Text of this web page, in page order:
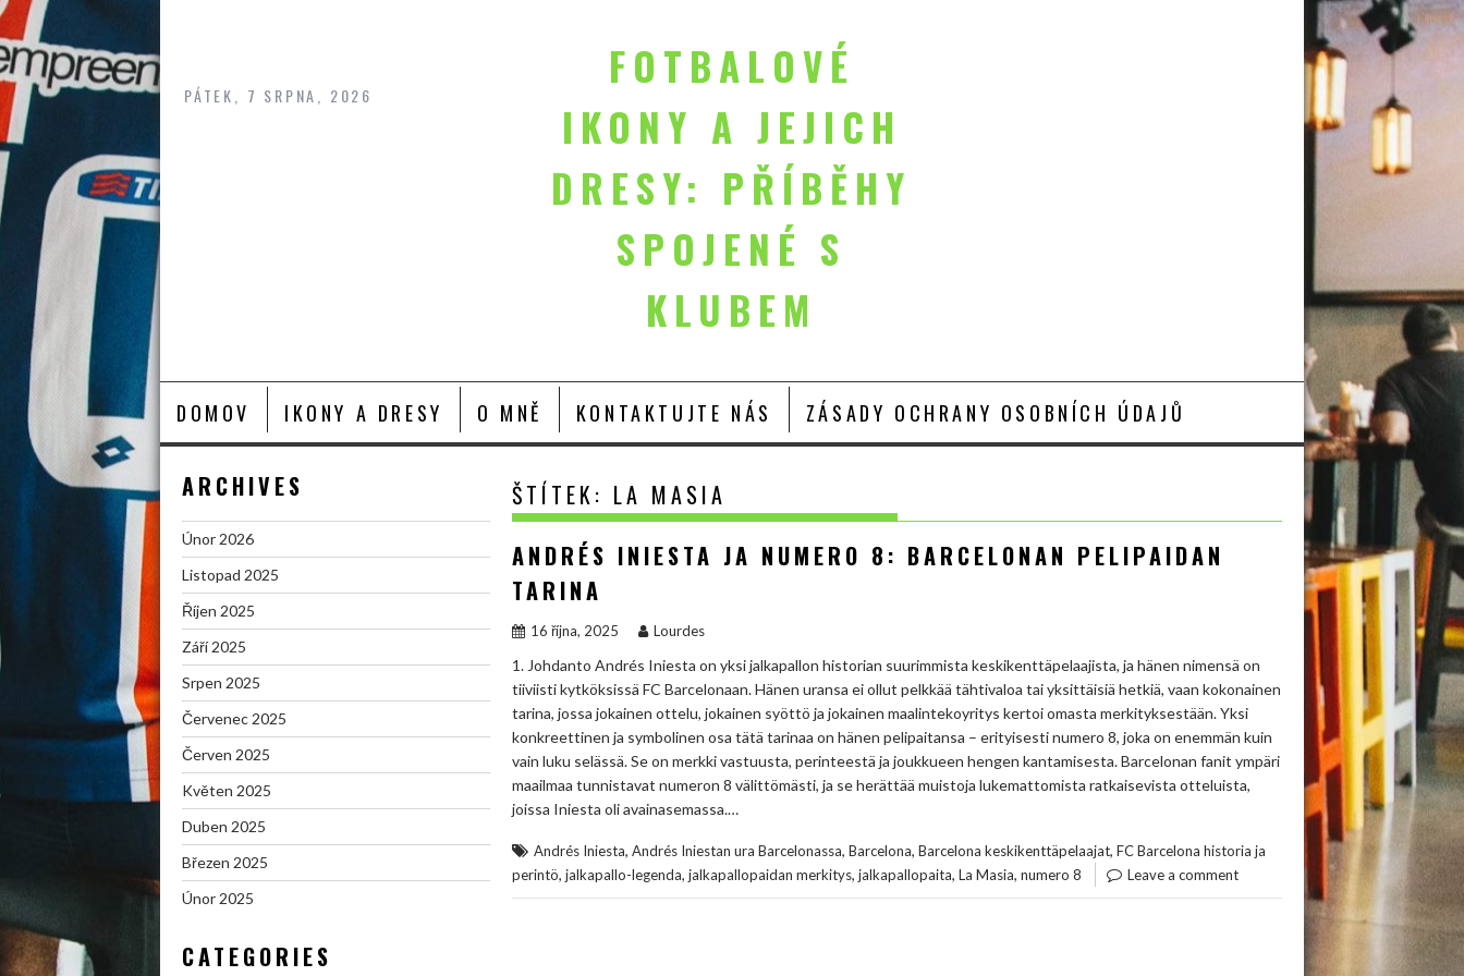
content
PÁTEK, 7 SRPNA, 2026
FOTBALOVÉ
IKONY A JEJICH
DRESY: PŘÍBĚHY
SPOJENÉ S
KLUBEM
DOMOV IKONY A DRESY O MNĚ KONTAKTUJTE NÁS ZÁSADY OCHRANY OSOBNÍCH ÚDAJŮ
ŠTÍTEK: LA MASIA
ANDRÉS INIESTA JA NUMERO 8: BARCELONAN PELIPAIDAN
TARINA
16 října, 2025 Lourdes
1. Johdanto Andrés Iniesta on yksi jalkapallon historian suurimmista keskikenttäpelaajista, ja hänen nimensä on
tiiviisti kytköksissä FC Barcelonaan. Hänen uransa ei ollut pelkkää tähtivaloa tai yksittäisiä hetkiä, vaan kokonainen
tarina, jossa jokainen ottelu, jokainen syöttö ja jokainen maalintekoyritys kertoi omasta merkityksestään. Yksi
konkreettinen ja symbolinen osa tätä tarinaa on hänen pelipaitansa – erityisesti numero 8, joka on enemmän kuin
vain luku selässä. Se on merkki vastuusta, perinteestä ja joukkueen hengen kantamisesta. Barcelonan fanit ympäri
maailmaa tunnistavat numeron 8 välittömästi, ja se herättää muistoja lukemattomista ratkaisevista otteluista,
joissa Iniesta oli avainasemassa.…
Andrés Iniesta, Andrés Iniestan ura Barcelonassa, Barcelona, Barcelona keskikenttäpelaajat, FC Barcelona historia ja
perintö, jalkapallo-legenda, jalkapallopaidan merkitys, jalkapallopaita, La Masia, numero 8 Leave a comment
ARCHIVES
Únor 2026
Listopad 2025
Říjen 2025
Září 2025
Srpen 2025
Červenec 2025
Červen 2025
Květen 2025
Duben 2025
Březen 2025
Únor 2025
CATEGORIES